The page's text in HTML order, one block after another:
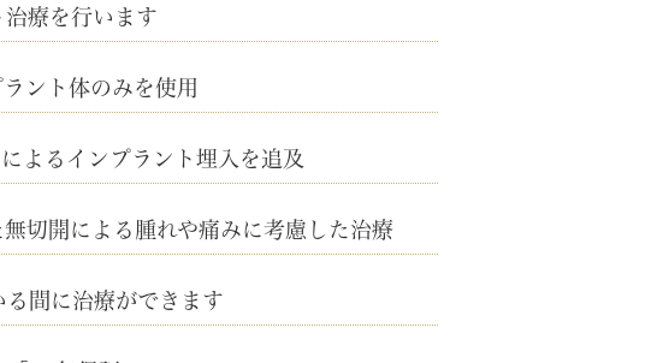
療を行います
ント体のみを使用
よるインプラント埋入を追及
無切開による腫れや痛みに考慮した治療
る間に治療ができます